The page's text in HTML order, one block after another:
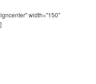
width="150"